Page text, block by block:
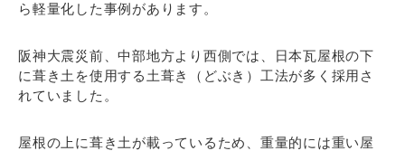
ら軽量化した事例があります。
阪神大震災前、中部地方より西側では、日本瓦屋根の下
に葺き土を使用する土葺き（どぶき）工法が多く採用さ
れていました。
屋根の上に葺き土が載っているため、重量的には重い屋